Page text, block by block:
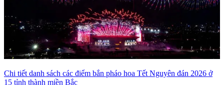
Chi tiết danh sách các điểm bắn pháo hoa Tết Nguyên đán 2026 ở
15 tỉnh thành miền Bắc